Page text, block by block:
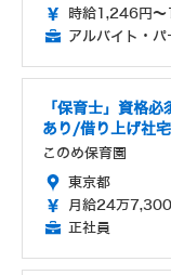
時給1,246円
アルバイト・パ
「保育士」資格
あり/借り上げ社
このめ保育園
東京都
月給24万
正社員